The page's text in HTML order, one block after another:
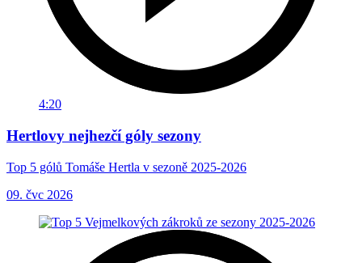
4:20
Hertlovy nejhezčí góly sezony
Top 5 gólů Tomáše Hertla v sezoně 2025-2026
09. čvc 2026